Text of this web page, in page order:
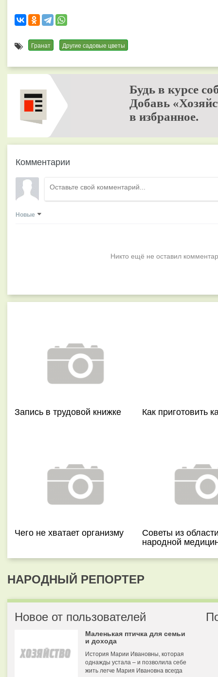
Гранат Другие садовые цветы
Будь в курсе
Добавь
в избранное.
Комментарии
Новые
Никто ещё не оставил
Запись в трудовой книжке Как приготовить
Чего не хватает организму Советы из
народной
НАРОДНЫЙ РЕПОРТЕР
Новое от пользователей
Маленькая птичка для семьи
и дохода
История Марии Ивановны, которая
однажды устала – и позволила себе
жить легче Мария Ивановна всегда